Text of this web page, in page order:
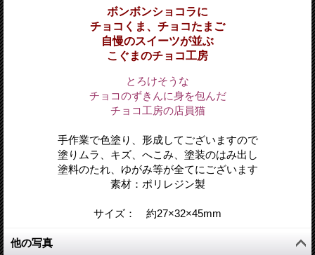
ボンボンショコラに
チョコくま、チョコたまご
自慢のスイーツが並ぶ
こぐまのチョコ工房
とろけそうな
チョコのずきんに身を包んだ
チョコ工房の店員猫
手作業で色塗り、形成してございますので
塗りムラ、キズ、へこみ、塗装のはみ出し
塗料のたれ、ゆがみ等が全てにございます
素材：ポリレジン製
サイズ： 約27×32×45mm
他の写真